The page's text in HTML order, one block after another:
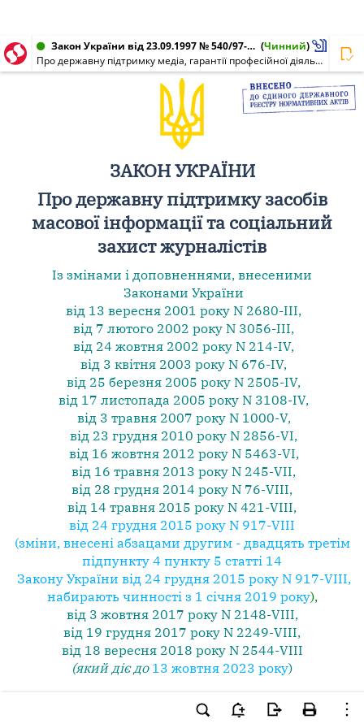
Закон України від 23.09.1997 № 540/97-ВР (Чинний)
Про державну підтримку медіа, гарантії професійної діяльності та соціальний захист журналіста